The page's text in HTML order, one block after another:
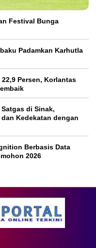
Festival Bunga
Padamkan Karhutla
Persen, Korlantas
di Sinak,
Kedekatan dengan
Berbasis Data
2026